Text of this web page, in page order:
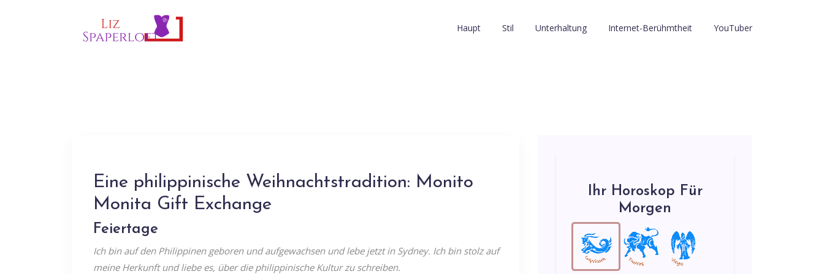
Haupt Stil Unterhaltung Internet-Berühmtheit YouTuber
Eine philippinische Weihnachtstradition: Monito
Monita Gift Exchange
Feiertage
Ich bin auf den Philippinen geboren und aufgewachsen und lebe jetzt in Sydney. Ich bin stolz auf
meine Herkunft und liebe es, über die philippinische Kultur zu schreiben.
Ihr Horoskop Für
Morgen